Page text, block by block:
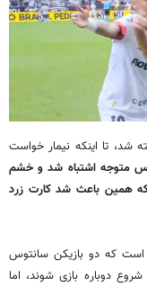
شد، تا اینکه نیمار خواست
متوجه اشتباه شد و خشم
که همین باعث شد کارت زرد
که دو بازیکن سانتوس
دوباره بازی شوند، اما